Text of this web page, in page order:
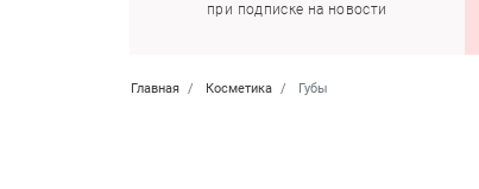
при подписке на новости
Главная Косметика Губы